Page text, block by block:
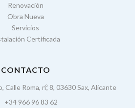
Renovación
Obra Nueva
Servicios
Certificada
CONTACTO
Calle Roma, nº, 8, 03630 Sax, Alicante
+34 966 96 83 62